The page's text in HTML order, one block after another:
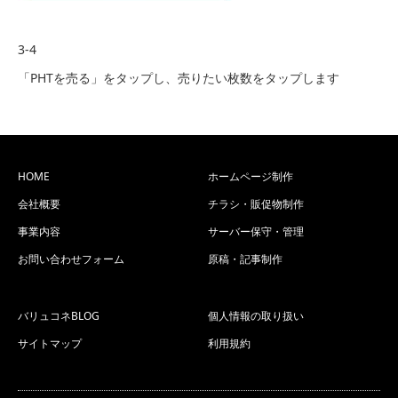
3-4
「PHTを売る」をタップし、売りたい枚数をタップします
HOME
会社概要
事業内容
お問い合わせフォーム
ホームページ制作
チラシ・販促物制作
サーバー保守・管理
原稿・記事制作
バリュコネBLOG
サイトマップ
個人情報の取り扱い
利用規約